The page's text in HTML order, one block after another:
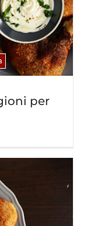
per